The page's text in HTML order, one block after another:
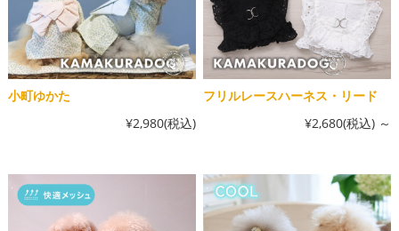
小町ゆかた
¥2,980(税込)
フリルレースハーネス・リード
¥2,680(税込) ～